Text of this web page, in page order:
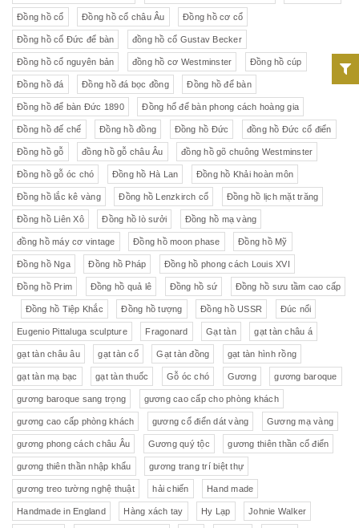
Đồng hồ cổ Đồng hồ cổ châu Âu Đồng hồ cơ cổ
Đồng hồ cổ Đức để bàn đồng hồ cổ Gustav Becker
Đồng hồ cổ nguyên bản đồng hồ cơ Westminster Đồng hồ cúp
Đồng hồ đá Đồng hồ đá bọc đồng Đồng hồ để bàn
Đồng hồ để bàn Đức 1890 Đồng hổ để bàn phong cách hoàng gia
Đồng hồ đế chế Đồng hồ đồng Đồng hồ Đức đồng hồ Đức cổ điển
Đồng hồ gỗ đồng hồ gỗ châu Âu đồng hồ gõ chuông Westminster
Đồng hồ gỗ óc chó Đồng hồ Hà Lan Đồng hồ Khải hoàn môn
Đồng hồ lắc kê vàng Đồng hồ Lenzkirch cổ Đồng hồ lịch mặt trăng
Đồng hồ Liên Xô Đồng hồ lò sưởi Đồng hồ mạ vàng
đồng hồ máy cơ vintage Đồng hồ moon phase Đồng hồ Mỹ
Đồng hồ Nga Đồng hồ Pháp Đồng hồ phong cách Louis XVI
Đồng hồ Prim Đồng hồ quả lê Đồng hồ sứ Đồng hồ sưu tầm cao cấp
Đồng hồ Tiệp Khắc Đồng hồ tượng Đồng hồ USSR Đúc nổi
Eugenio Pittaluga sculpture Fragonard Gạt tàn gạt tàn châu á
gạt tàn châu âu gạt tàn cổ Gạt tàn đồng gạt tàn hình rồng
gạt tàn mạ bạc gạt tàn thuốc Gỗ óc chó Gương gương baroque
gương baroque sang trọng gương cao cấp cho phòng khách
gương cao cấp phòng khách gương cổ điển dát vàng Gương mạ vàng
gương phong cách châu Âu Gương quý tộc gương thiên thần cổ điển
gương thiên thần nhập khẩu gương trang trí biệt thự
gương treo tường nghệ thuật hải chiến Hand made
Handmade in England Hàng xách tay Hy Lạp Johnie Walker